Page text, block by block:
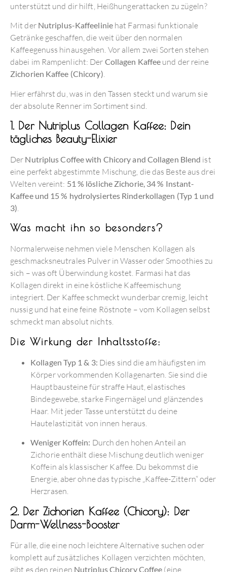
unterstützt und dir hilft, Heißhungerattacken zu zügeln?
Mit der Nutriplus-Kaffeeliniehat Farmasi funktionale
Getränke geschaffen, die weit über den normalen
Kaffeegenuss hinausgehen. Vor allem zwei Sorten stehen
dabei im Rampenlicht: Der Collagen Kaffee und der reine
Zichorien Kaffee (Chicory).
Hier erfährst du, was in den Tassen steckt und warum sie
der absolute Renner im Sortiment sind.
1. Der Nutriplus Collagen Kaffee: Dein
tägliches Beauty-Elixier
Der Nutriplus Coffee with Chicory and Collagen Blend ist
eine perfekt abgestimmte Mischung, die das Beste aus drei
Welten vereint: 51 % lösliche Zichorie, 34 % Instant-
Kaffee und 15 % hydrolysiertes Rinderkollagen (Typ 1 und
3).
Was macht ihn so besonders?
Normalerweise nehmen viele Menschen Kollagen als
geschmacksneutrales Pulver in Wasser oder Smoothies zu
sich – was oft Überwindung kostet. Farmasi hat das
Kollagen direkt in eine köstliche Kaffeemischung
integriert. Der Kaffee schmeckt wunderbar cremig, leicht
nussig und hat eine feine Röstnote – vom Kollagen selbst
schmeckt man absolut nichts.
Die Wirkung der Inhaltsstoffe:
Kollagen Typ 1 & 3: Dies sind die am häufigsten im
Körper vorkommenden Kollagenarten. Sie sind die
Hauptbausteine für straffe Haut, elastisches
Bindegewebe, starke Fingernägel und glänzendes
Haar. Mit jeder Tasse unterstützt du deine
Hautelastizität von innen heraus.
Weniger Koffein: Durch den hohen Anteil an
Zichorie enthält diese Mischung deutlich weniger
Koffein als klassischer Kaffee. Du bekommst die
Energie, aber ohne das typische „Kaffee-Zittern“ oder
Herzrasen.
2. Der Zichorien Kaffee (Chicory): Der
Darm-Wellness-Booster
Für alle, die eine noch leichtere Alternative suchen oder
komplett auf zusätzliches Kollagen verzichten möchten,
gibt es den reinen Nutriplus Chicory Coffee (eine